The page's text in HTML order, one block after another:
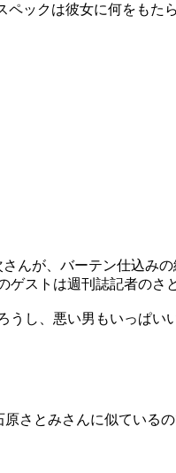
ックは彼女に何をもた
んが、バーテン仕込み
ゲストは週刊誌記者のさ
うし、悪い男もいっぱい
さとみさんに似ている